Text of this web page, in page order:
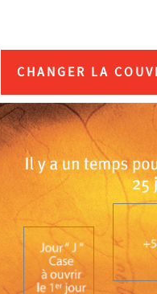
CHANGER LA